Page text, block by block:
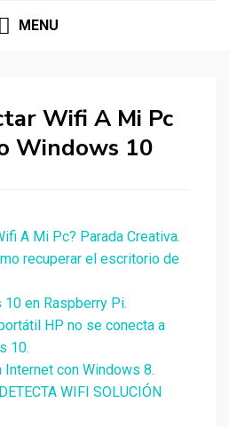
MENU
Wifi A Mi Pc
Windows 10
A Mi Pc? Parada Creativa.
recuperar el escritorio de
10 en Raspberry Pi.
HP no se conecta a
10.
Internet con Windows 8.
WIFI SOLUCIÓN